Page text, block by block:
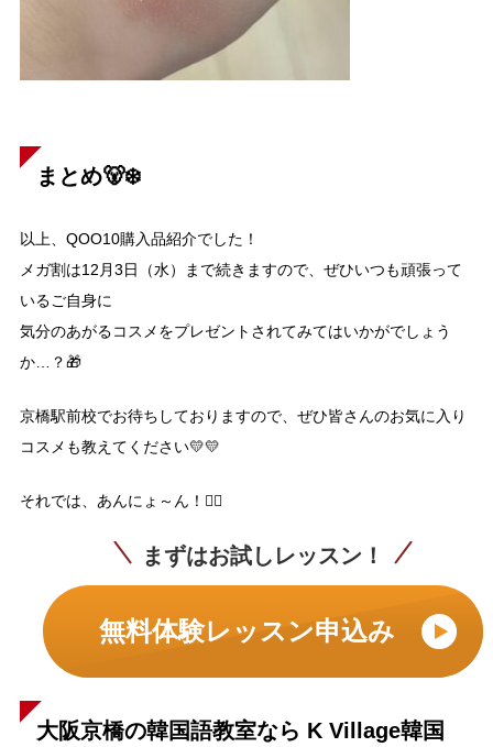
まとめ🐻‍❄️
以上、QOO10購入品紹介でした！
メガ割は12月3日（水）まで続きますので、ぜひいつも頑張って
いるご自身に
気分のあがるコスメをプレゼントされてみてはいかがでしょう
か…？🎁
京橋駅前校でお待ちしておりますので、ぜひ皆さんのお気に入り
コスメも教えてください💛💛
それでは、あんにょ～ん！😶‍🌫️
まずはお試しレッスン！
無料体験レッスン申込み
大阪京橋の韓国語教室なら K Village韓国